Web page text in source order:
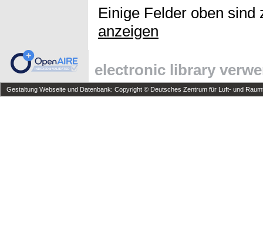
Einige Felder oben
anzeigen
electronic library
Gestaltung Webseite und Datenbank: Copyright © Deutsches Zentrum für Luft- und